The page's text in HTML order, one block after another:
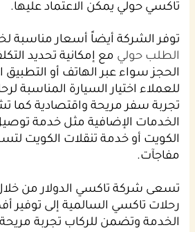
تاكسي حولي يمكن الاعتماد عليها.
توفر الشركة أيضاً أسعار مناسبة
الطلب حولي مع إمكانية تحديد
الحجز سواء عبر الهاتف أو التطبيق
للعملاء اختيار السيارة المناسبة
تجربة سفر مريحة واقتصادية كما
الخدمات الإضافية مثل خدمة
الكويت أو خدمة تنقلات الكويت
مفاجآت.
تسعى شركة تاكسي الدولار من
رحلات تاكسي السالمية إلى توفير
الخدمة وتضمن للركاب تجربة مريحة